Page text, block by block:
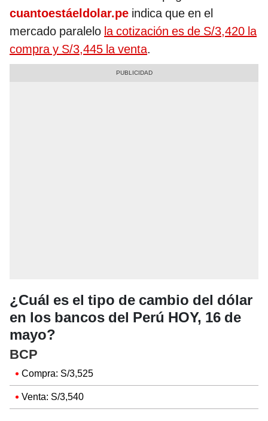
cuantoestáeldolar.pe indica que en el
mercado paralelo la cotización es de S/3,420 la
compra y S/3,445 la venta.
¿Cuál es el tipo de cambio del dólar
en los bancos del Perú HOY, 16 de
mayo?
BCP
Compra: S/3,525
Venta: S/3,540